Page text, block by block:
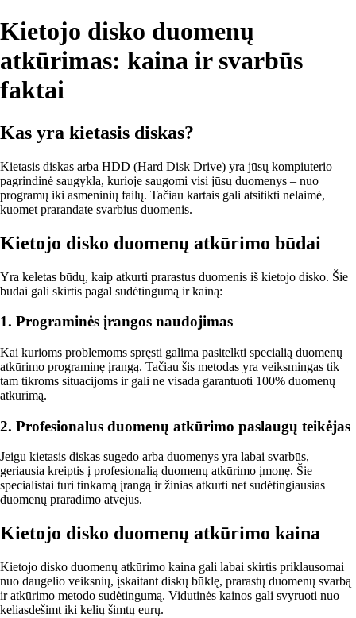
Kietojo disko duomenų
atkūrimas: kaina ir svarbūs
faktai
Kas yra kietasis diskas?
Kietasis diskas arba HDD (Hard Disk Drive) yra jūsų kompiuterio
pagrindinė saugykla, kurioje saugomi visi jūsų duomenys – nuo
programų iki asmeninių failų. Tačiau kartais gali atsitikti nelaimė,
kuomet prarandate svarbius duomenis.
Kietojo disko duomenų atkūrimo būdai
Yra keletas būdų, kaip atkurti prarastus duomenis iš kietojo disko. Šie
būdai gali skirtis pagal sudėtingumą ir kainą:
1. Programinės įrangos naudojimas
Kai kurioms problemoms spręsti galima pasitelkti specialią duomenų
atkūrimo programinę įrangą. Tačiau šis metodas yra veiksmingas tik
tam tikroms situacijoms ir gali ne visada garantuoti 100% duomenų
atkūrimą.
2. Profesionalus duomenų atkūrimo paslaugų teikėjas
Jeigu kietasis diskas sugedo arba duomenys yra labai svarbūs,
geriausia kreiptis į profesionalią duomenų atkūrimo įmonę. Šie
specialistai turi tinkamą įrangą ir žinias atkurti net sudėtingiausias
duomenų praradimo atvejus.
Kietojo disko duomenų atkūrimo kaina
Kietojo disko duomenų atkūrimo kaina gali labai skirtis priklausomai
nuo daugelio veiksnių, įskaitant diskų būklę, prarastų duomenų svarbą
ir atkūrimo metodo sudėtingumą. Vidutinės kainos gali svyruoti nuo
keliasdešimt iki kelių šimtų eurų.